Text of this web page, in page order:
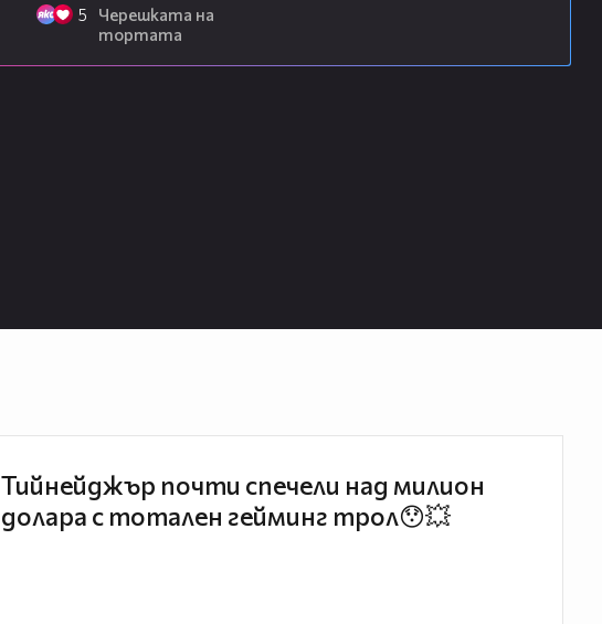
5
Черешката на
тортата
Тийнейджър почти спечели над милион
долара с тотален гейминг трол😯💥